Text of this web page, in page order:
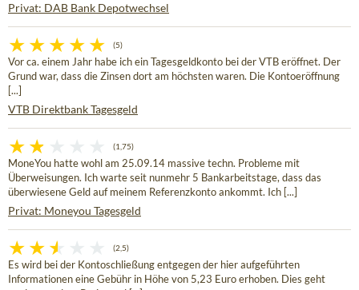
Privat: DAB Bank Depotwechsel
(5)
Vor ca. einem Jahr habe ich ein Tagesgeldkonto bei der VTB eröffnet. Der
Grund war, dass die Zinsen dort am höchsten waren. Die Kontoeröffnung
[...]
VTB Direktbank Tagesgeld
(1,75)
MoneYou hatte wohl am 25.09.14 massive techn. Probleme mit
Überweisungen. Ich warte seit nunmehr 5 Bankarbeitstage, dass das
überwiesene Geld auf meinem Referenzkonto ankommt. Ich [...]
Privat: Moneyou Tagesgeld
(2,5)
Es wird bei der Kontoschließung entgegen der hier aufgeführten
Informationen eine Gebühr in Höhe von 5,23 Euro erhoben. Dies geht